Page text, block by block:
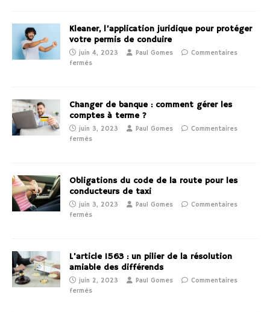
Kleaner, l’application juridique pour protéger
votre permis de conduire
juin 4, 2023 Paul Gomes
Commentaires
fermés
Changer de banque : comment gérer les
comptes à terme ?
juin 3, 2023 Paul Gomes
Commentaires
fermés
Obligations du code de la route pour les
conducteurs de taxi
juin 3, 2023 Paul Gomes
Commentaires
fermés
L’article 1563 : un pilier de la résolution
amiable des différends
juin 2, 2023 Paul Gomes
Commentaires
fermés